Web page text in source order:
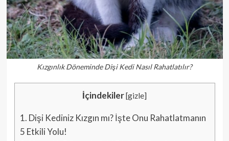
Kızgınlık Döneminde Dişi Kedi Nasıl Rahatlatılır?
İçindekiler[gizle]
1. Dişi Kediniz Kızgın mı? İşte Onu Rahatlatmanın
5 Etkili Yolu!